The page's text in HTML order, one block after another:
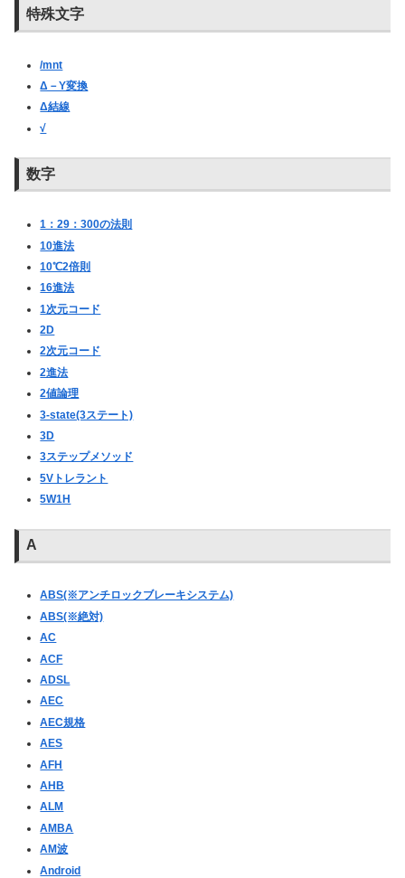
特殊文字
/mnt
Δ－Y変換
Δ結線
√
数字
1：29：300の法則
10進法
10℃2倍則
16進法
1次元コード
2D
2次元コード
2進法
2値論理
3-state(3ステート)
3D
3ステップメソッド
5Vトレラント
5W1H
A
ABS(※アンチロックブレーキシステム)
ABS(※絶対)
AC
ACF
ADSL
AEC
AEC規格
AES
AFH
AHB
ALM
AMBA
AM波
Android